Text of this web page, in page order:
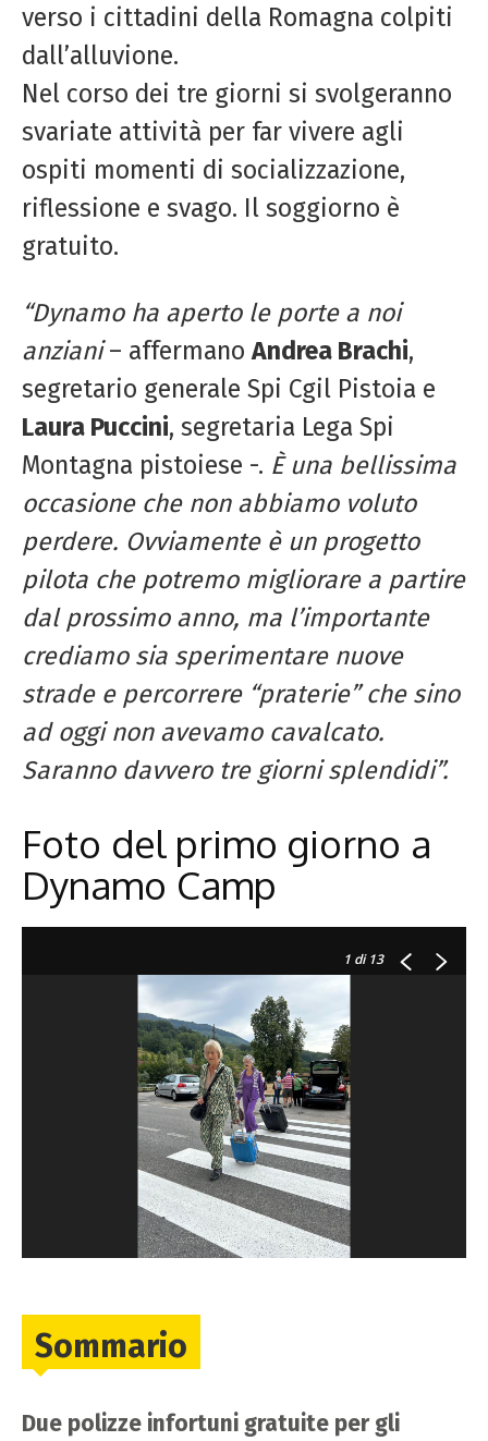
verso i cittadini della Romagna colpiti
dall’alluvione.
Nel corso dei tre giorni si svolgeranno
svariate attività per far vivere agli
ospiti momenti di socializzazione,
riflessione e svago. Il soggiorno è
gratuito.
“Dynamo ha aperto le porte a noi
anziani– affermano Andrea Brachi,
segretario generale Spi Cgil Pistoia e
Laura Puccini, segretaria Lega Spi
Montagna pistoiese -. È una bellissima
occasione che non abbiamo voluto
perdere. Ovviamente è un progetto
pilota che potremo migliorare a partire
dal prossimo anno, ma l’importante
crediamo sia sperimentare nuove
strade e percorrere “praterie” che sino
ad oggi non avevamo cavalcato.
Saranno davvero tre giorni splendidi”.
Foto del primo giorno a
Dynamo Camp
1 di 13
Sommario
Due polizze infortuni gratuite per gli